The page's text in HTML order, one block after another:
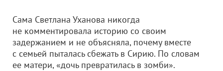
Сама Светлана Уханова никогда
не комментировала историю со своим
задержанием и не объясняла, почему вместе
с семьей пыталась сбежать в Сирию. По словам
ее матери, «дочь превратилась в зомби».